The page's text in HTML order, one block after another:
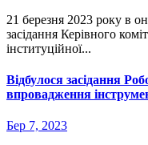
21 березня 2023 року в онлайн-режимі відбулося восьме
засідання Керівного
інституційної...
Відбулося засідання
впровадження
Бер 7, 2023